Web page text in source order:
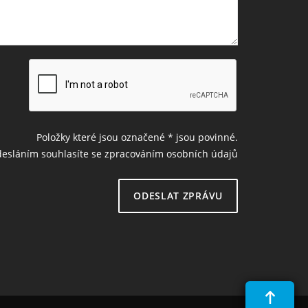
Položky které jsou označené * jsou povinné.
souhlasíte se zpracováním osobních údajů
ODESLAT ZPRÁVU